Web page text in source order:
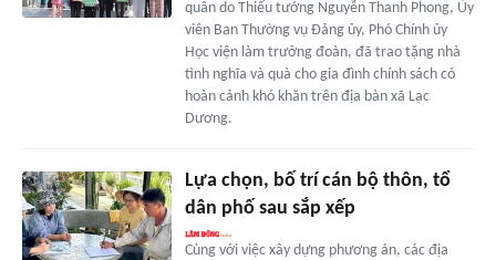
quân do Thiếu tướng Nguyễn Thanh Phong, Ủy
viên Ban Thường vụ Đảng ủy, Phó Chính ủy
Học viện làm trưởng đoàn, đã trao tặng nhà
tình nghĩa và quà cho gia đình chính sách có
hoàn cảnh khó khăn trên địa bàn xã Lạc
Dương.
Lựa chọn, bố trí cán bộ thôn, tổ
dân phố sau sắp xếp
Cùng với việc xây dựng phương án, các địa